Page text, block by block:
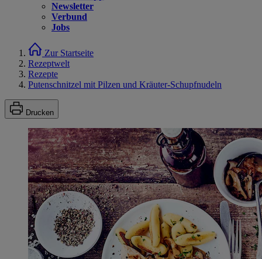
Newsletter
Verbund
Jobs
Zur Startseite
Rezeptwelt
Rezepte
Putenschnitzel mit Pilzen und Kräuter-Schupfnudeln
Drucken